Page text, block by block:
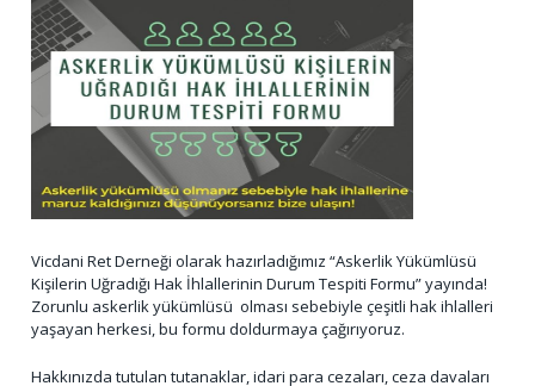
Vicdani Ret Derneği olarak hazırladığımız “Askerlik Yükümlüsü
Kişilerin Uğradığı Hak İhlallerinin Durum Tespiti Formu” yayında!
Zorunlu askerlik yükümlüsü olması sebebiyle çeşitli hak ihlalleri
yaşayan herkesi, bu formu doldurmaya çağırıyoruz.
Hakkınızda tutulan tutanaklar, idari para cezaları, ceza davaları